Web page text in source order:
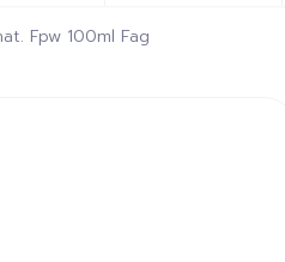
Fpw 100ml Fag
Denat. Fpw